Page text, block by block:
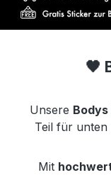
🖤
Unsere
Teil für unten
Mit